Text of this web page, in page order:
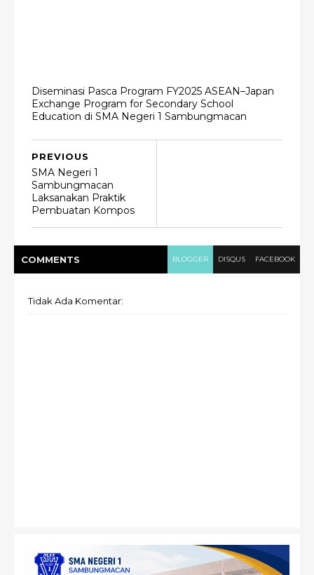
Diseminasi Pasca Program FY2025 ASEAN–Japan
Exchange Program for Secondary School
Education di SMA Negeri 1 Sambungmacan
PREVIOUS
SMA Negeri 1
Sambungmacan
Laksanakan Praktik
Pembuatan Kompos
COMMENTS BLOGGER DISQUS FACEBOOK
Tidak Ada Komentar: